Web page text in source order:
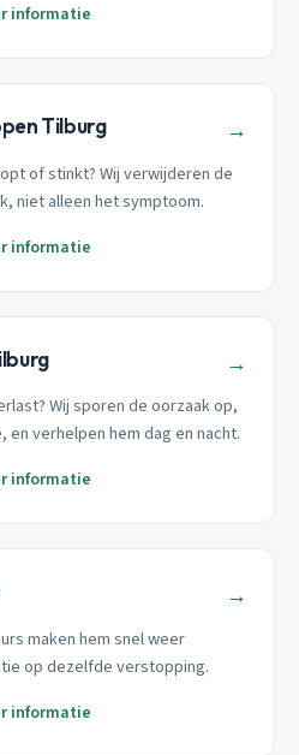
informatie
Tilburg →
of stinkt? Wij verwijderen de
niet alleen het symptoom.
informatie
→
Wij sporen de oorzaak op,
verhelpen hem dag en nacht.
informatie
→
maken hem snel weer
op dezelfde verstopping.
informatie